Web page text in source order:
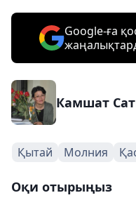
Google-ға
Камшат
Қытай Молния
Оқи отырыңыз